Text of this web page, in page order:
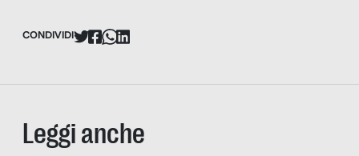
CONDIVIDI
Leggi anche